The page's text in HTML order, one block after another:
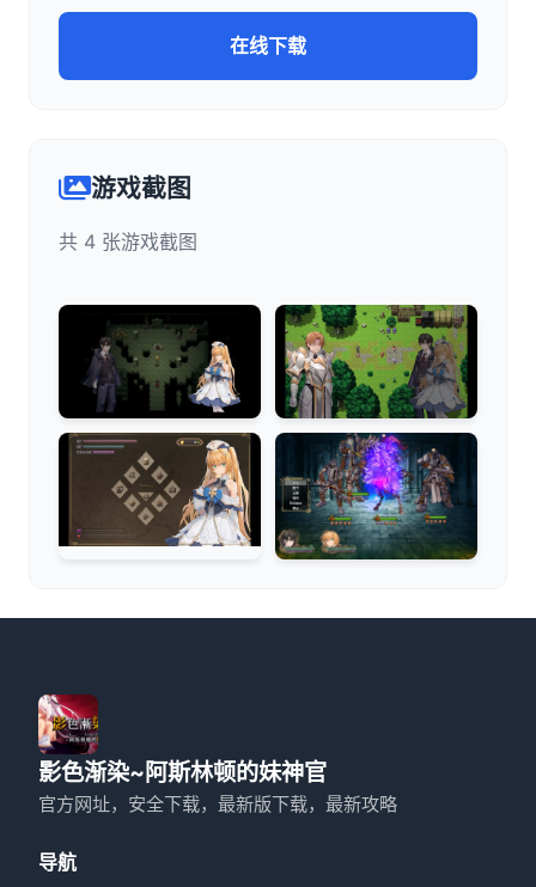
在线下载
游戏截图
共 4 张游戏截图
影色渐染~阿斯林顿的妹神官
官方网址，安全下载，最新版下载，最新攻略
导航